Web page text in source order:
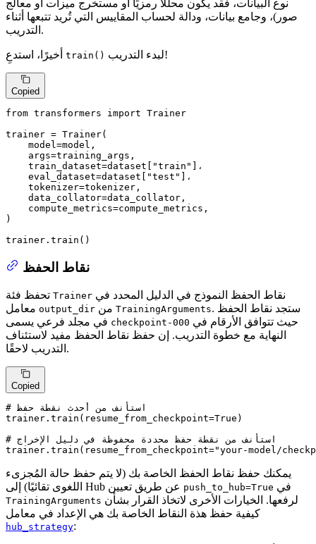
نوع البيانات، فقد يكون محللًا رمزيًا أو مستخرج ميزات أو معالج
صور)، وجامع بيانات، ودالة لحساب المقاييس التي تُريد تتبعها أثناء
التدريب.
train() لبدء التدريب!
Copied
from transformers import Trainer
trainer = Trainer(
    model=model,
    args=training_args,
    train_dataset=dataset[
"train"
]،
    eval_dataset=dataset[
"test"
]،
    tokenizer=tokenizer,
    data_collator=data_collator,
    compute_metrics=compute_metrics,
)
trainer.train()
نقاط الحفظ
Trainer
output_dir TrainingArguments. ستجد نقاط الحفظ
checkpoint-000
النهاية مع خطوة التدريب. إن حفظ نقاط الحفظ مفيد لاستئناف
التدريب لاحقًا.
Copied
# استأنف من أحدث نقطة حفظ
trainer.train(resume_from_checkpoint=True )
# استأنف من نقطة حفظ محددة محفوظة في دليل الإخراج
trainer.train(resume_from_checkpoint="your-model/
يمكنك حفظ نقاط الحفظ الخاصة بك (لا يتم حفظ حالة المُجزىء
push_to_hub=True في
TrainingArguments
كيفية حفظ هذة النقاط الخاصة بك هي الإعداد في معامل
hub_strategy: